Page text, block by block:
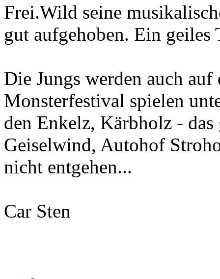
Frei.Wild seine
gut aufgehoben. Ein geiles
Die Jungs werden auch
Monsterfestival spielen
den Enkelz, Kärbholz -
Geiselwind, Autohof
nicht entgehen...
Car Sten